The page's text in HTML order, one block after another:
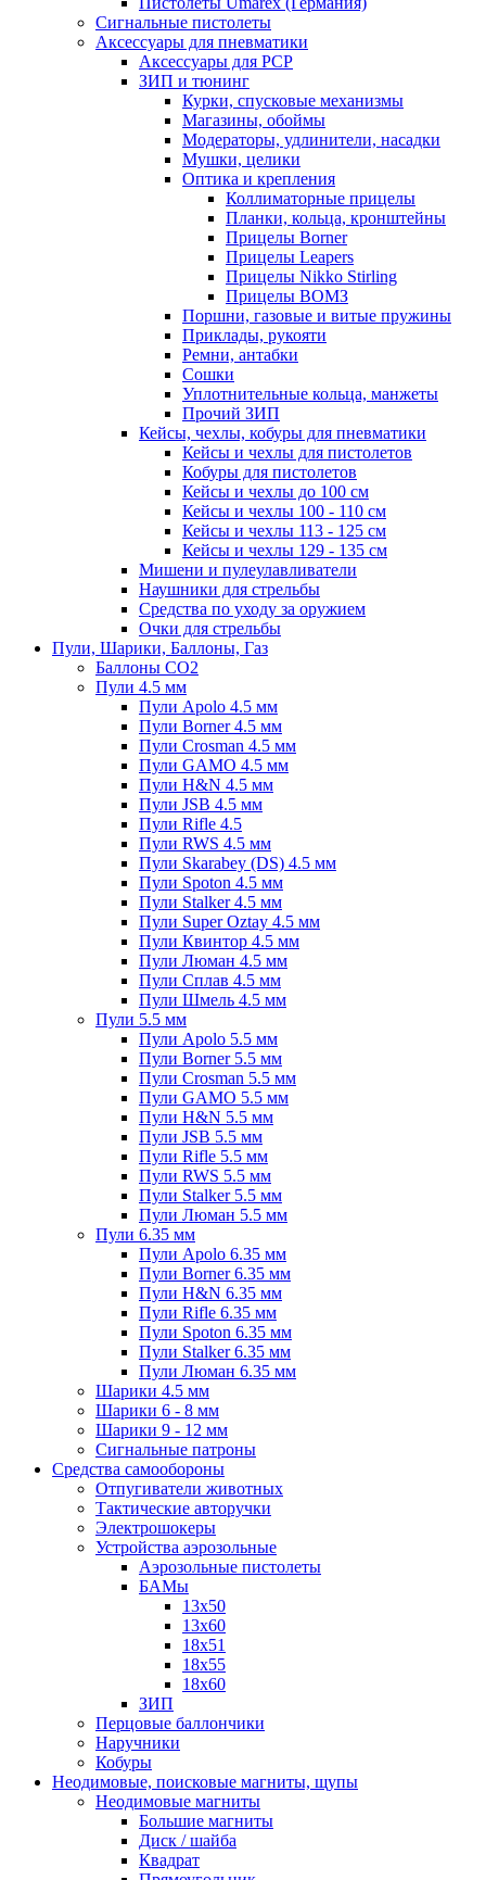
Сигнальные пистолеты
Аксессуары для пневматики
Аксессуары для PCP
ЗИП и тюнинг
Курки, спусковые механизмы
Магазины, обоймы
Модераторы, удлинители, насадки
Мушки, целики
Оптика и крепления
Коллиматорные прицелы
Планки, кольца, кронштейны
Прицелы Borner
Прицелы Leapers
Прицелы Nikko Stirling
Прицелы ВОМЗ
Поршни, газовые и витые пружины
Приклады, рукояти
Ремни, антабки
Сошки
Уплотнительные кольца, манжеты
Прочий ЗИП
Кейсы, чехлы, кобуры для пневматики
Кейсы и чехлы для пистолетов
Кобуры для пистолетов
Кейсы и чехлы до 100 см
Кейсы и чехлы 100 - 110 см
Кейсы и чехлы 113 - 125 см
Кейсы и чехлы 129 - 135 см
Мишени и пулеулавливатели
Наушники для стрельбы
Средства по уходу за оружием
Очки для стрельбы
Пули, Шарики, Баллоны, Газ
Баллоны CO2
Пули 4.5 мм
Пули Apolo 4.5 мм
Пули Borner 4.5 мм
Пули Crosman 4.5 мм
Пули GAMO 4.5 мм
Пули H&N 4.5 мм
Пули JSB 4.5 мм
Пули Rifle 4.5
Пули RWS 4.5 мм
Пули Skarabey (DS) 4.5 мм
Пули Spoton 4.5 мм
Пули Stalker 4.5 мм
Пули Super Oztay 4.5 мм
Пули Квинтор 4.5 мм
Пули Люман 4.5 мм
Пули Сплав 4.5 мм
Пули Шмель 4.5 мм
Пули 5.5 мм
Пули Apolo 5.5 мм
Пули Borner 5.5 мм
Пули Crosman 5.5 мм
Пули GAMO 5.5 мм
Пули H&N 5.5 мм
Пули JSB 5.5 мм
Пули Rifle 5.5 мм
Пули RWS 5.5 мм
Пули Stalker 5.5 мм
Пули Люман 5.5 мм
Пули 6.35 мм
Пули Apolo 6.35 мм
Пули Borner 6.35 мм
Пули H&N 6.35 мм
Пули Rifle 6.35 мм
Пули Spoton 6.35 мм
Пули Stalker 6.35 мм
Пули Люман 6.35 мм
Шарики 4.5 мм
Шарики 6 - 8 мм
Шарики 9 - 12 мм
Сигнальные патроны
Средства самообороны
Отпугиватели животных
Тактические авторучки
Электрошокеры
Устройства аэрозольные
Аэрозольные пистолеты
БАМы
13х50
13х60
18х51
18х55
18х60
ЗИП
Перцовые баллончики
Наручники
Кобуры
Неодимовые, поисковые магниты, щупы
Неодимовые магниты
Большие магниты
Диск / шайба
Квадрат